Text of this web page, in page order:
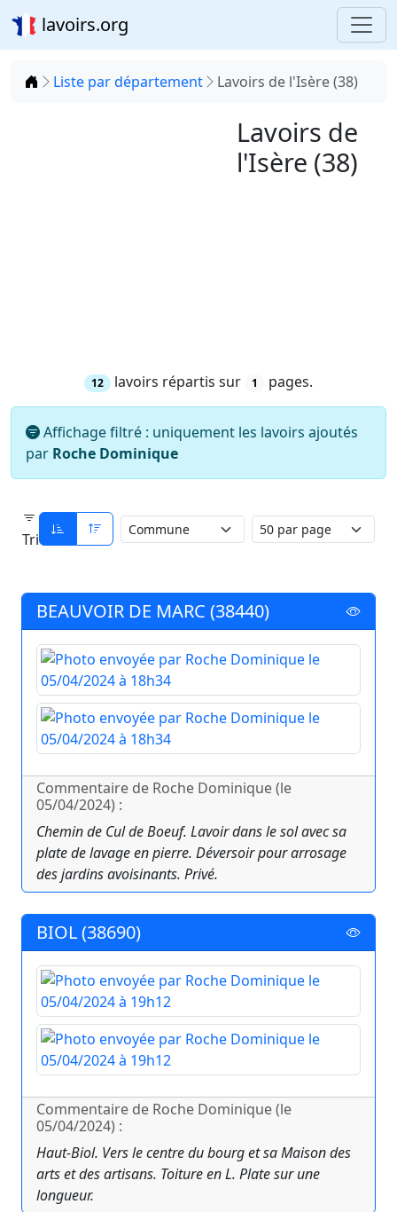
lavoirs.org
Accueil
Liste par département Lavoirs de l'Isère (38)
Lavoirs de
l'Isère (38)
12 lavoirs répartis sur 1 pages.
Affichage filtré : uniquement les lavoirs ajoutés
par Roche Dominique
Tri
BEAUVOIR DE MARC (38440)
Commentaire de Roche Dominique (le
05/04/2024) :
Chemin de Cul de Boeuf. Lavoir dans le sol avec sa
plate de lavage en pierre. Déversoir pour arrosage
des jardins avoisinants. Privé.
BIOL (38690)
Commentaire de Roche Dominique (le
05/04/2024) :
Haut-Biol. Vers le centre du bourg et sa Maison des
arts et des artisans. Toiture en L. Plate sur une
longueur.